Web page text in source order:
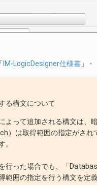
IM-LogicDesigner仕様書 」 -
る構文について
よって追加される構文は、
）は取得範囲の指定がさ
。
行った場合でも、「
範囲の指定を行う構文を定